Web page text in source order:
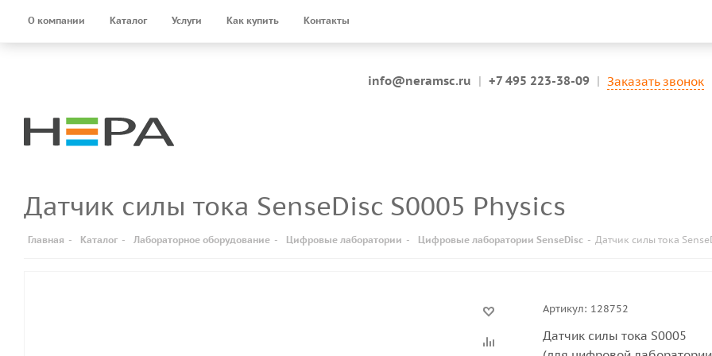
О компании Каталог Услуги Как купить Контакты
info@neramsc.ru | +7 495 223-38-09 | Заказать звонок
Датчик силы тока SenseDisc S0005 Physics
Главная - Каталог - Лабораторное оборудование - Цифровые лаборатории - Цифровые лаборатории SenseDisc - Датчик силы тока
Артикул: 128752
Датчик силы тока S0005